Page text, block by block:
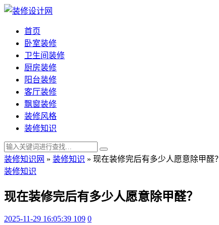
首页
卧室装修
卫生间装修
厨房装修
阳台装修
客厅装修
飘窗装修
装修风格
装修知识
装修知识网 » 装修知识 » 现在装修完后有多少人愿意除甲醛？
装修知识
现在装修完后有多少人愿意除甲醛？
2025-11-29 16:05:39 109 0